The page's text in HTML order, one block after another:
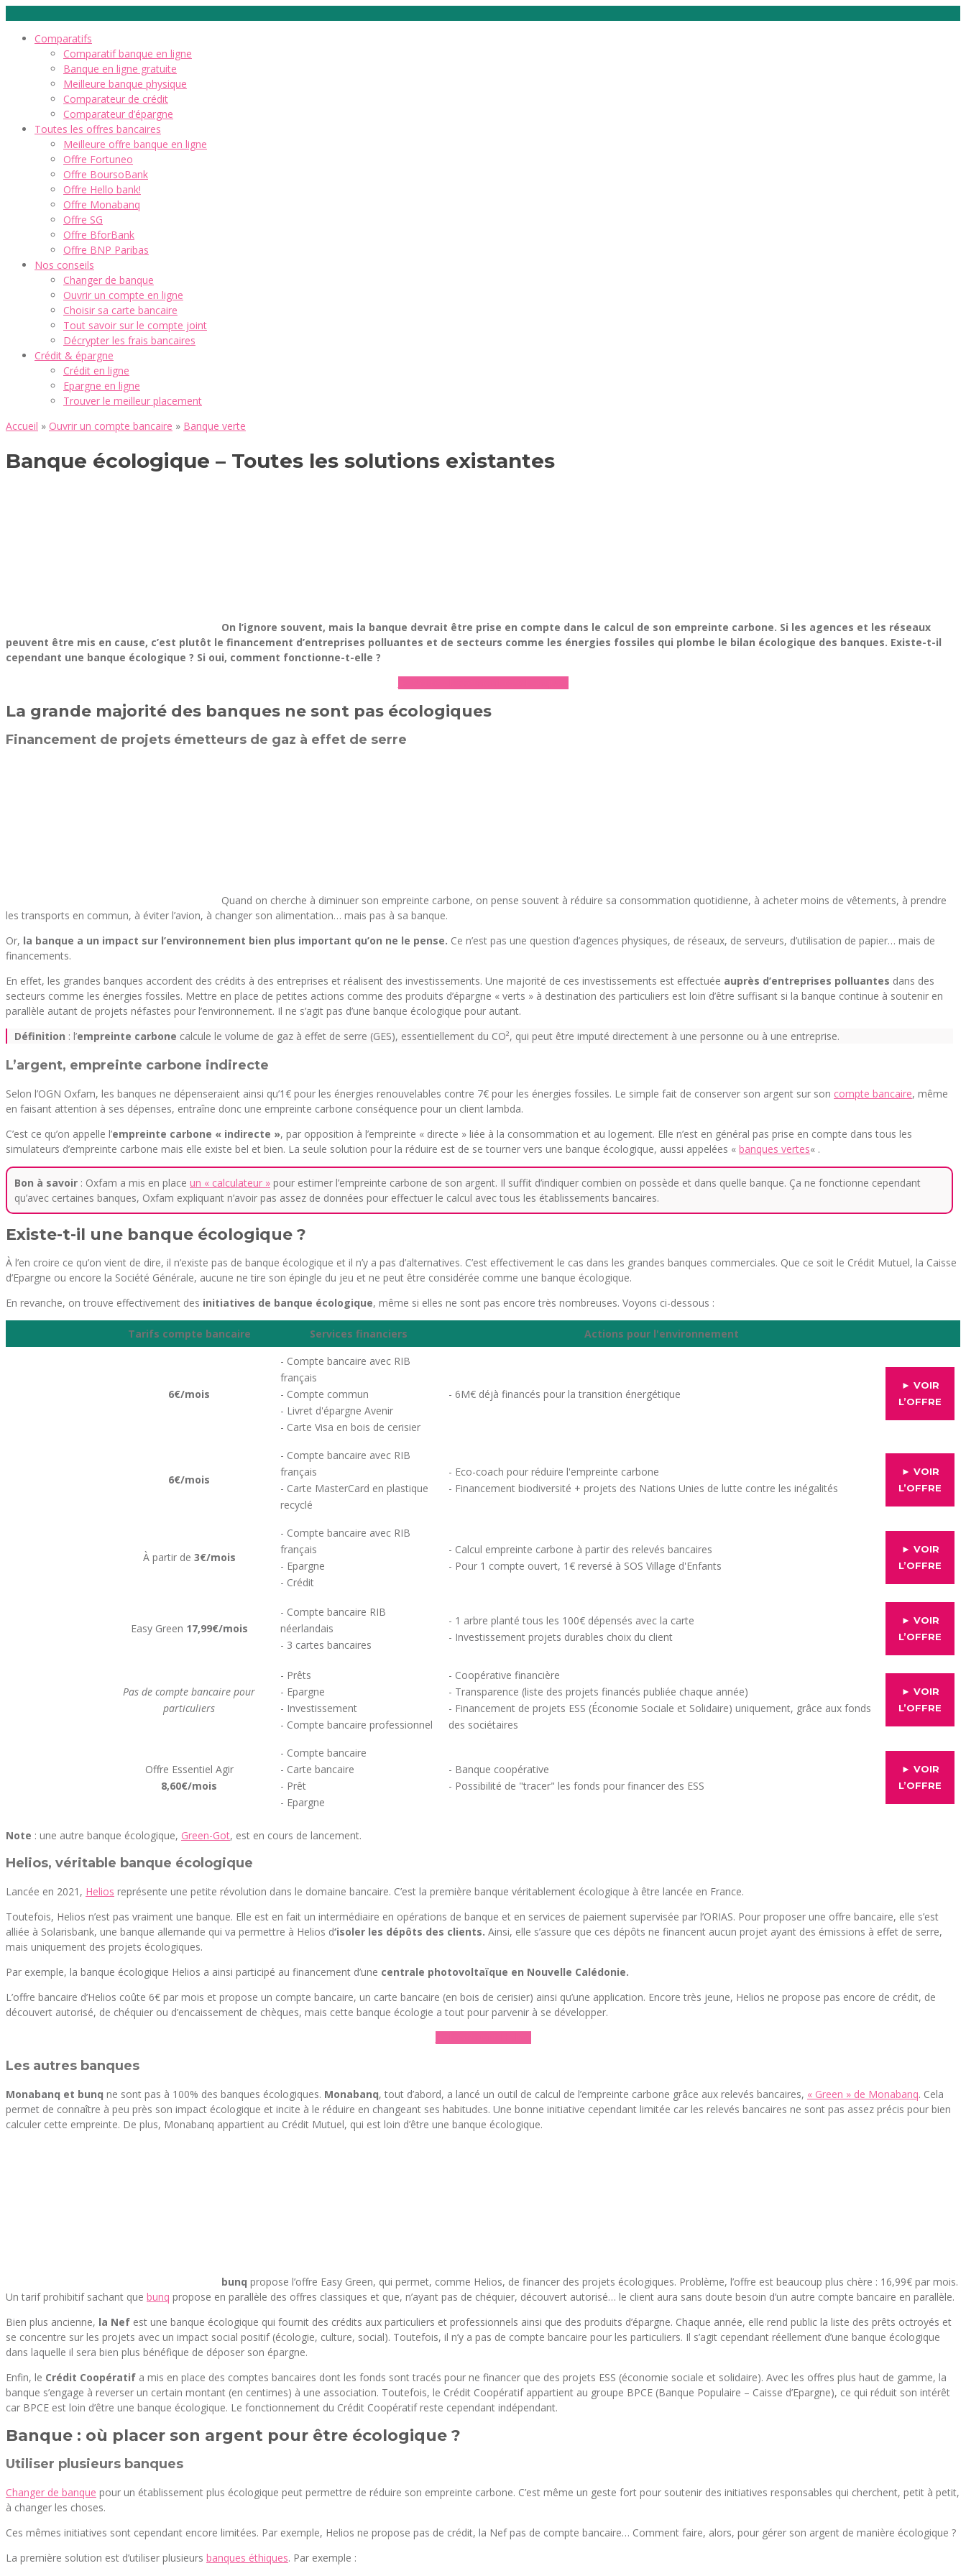
Comparatifs
Comparatif banque en ligne
Banque en ligne gratuite
Meilleure banque physique
Comparateur de crédit
Comparateur d’épargne
Toutes les offres bancaires
Meilleure offre banque en ligne
Offre Fortuneo
Offre BoursoBank
Offre Hello bank!
Offre Monabanq
Offre SG
Offre BforBank
Offre BNP Paribas
Nos conseils
Changer de banque
Ouvrir un compte en ligne
Choisir sa carte bancaire
Tout savoir sur le compte joint
Décrypter les frais bancaires
Crédit & épargne
Crédit en ligne
Epargne en ligne
Trouver le meilleur placement
Accueil » Ouvrir un compte bancaire » Banque verte
Banque écologique – Toutes les solutions existantes
On l’ignore souvent, mais la banque devrait être prise en compte dans le calcul de son empreinte carbone. Si les agences et les réseaux
peuvent être mis en cause, c’est plutôt le financement d’entreprises polluantes et de secteurs comme les énergies fossiles qui plombe le bilan écologique des banques. Existe-t-il
cependant une banque écologique ? Si oui, comment fonctionne-t-elle ?
La grande majorité des banques ne sont pas écologiques
Financement de projets émetteurs de gaz à effet de serre
Quand on cherche à diminuer son empreinte carbone, on pense souvent à réduire sa consommation quotidienne, à acheter moins de vêtements, à prendre
les transports en commun, à éviter l’avion, à changer son alimentation… mais pas à sa banque.
Or, la banque a un impact sur l’environnement bien plus important qu’on ne le pense. Ce n’est pas une question d’agences physiques, de réseaux, de serveurs, d’utilisation de papier… mais de
financements.
En effet, les grandes banques accordent des crédits à des entreprises et réalisent des investissements. Une majorité de ces investissements est effectuée auprès d’entreprises polluantes dans des
secteurs comme les énergies fossiles. Mettre en place de petites actions comme des produits d’épargne « verts » à destination des particuliers est loin d’être suffisant si la banque continue à soutenir en
parallèle autant de projets néfastes pour l’environnement. Il ne s’agit pas d’une banque écologique pour autant.
Définition : l’empreinte carbone calcule le volume de gaz à effet de serre (GES), essentiellement du CO², qui peut être imputé directement à une personne ou à une entreprise.
L’argent, empreinte carbone indirecte
Selon l’OGN Oxfam, les banques ne dépenseraient ainsi qu’1€ pour les énergies renouvelables contre 7€ pour les énergies fossiles. Le simple fait de conserver son argent sur son compte bancaire, même
en faisant attention à ses dépenses, entraîne donc une empreinte carbone conséquence pour un client lambda.
C’est ce qu’on appelle l’empreinte carbone « indirecte », par opposition à l’empreinte « directe » liée à la consommation et au logement. Elle n’est en général pas prise en compte dans tous les
simulateurs d’empreinte carbone mais elle existe bel et bien. La seule solution pour la réduire est de se tourner vers une banque écologique, aussi appelées « banques vertes« .
Bon à savoir : Oxfam a mis en place un « calculateur » pour estimer l’empreinte carbone de son argent. Il suffit d’indiquer combien on possède et dans quelle banque. Ça ne fonctionne cependant
qu’avec certaines banques, Oxfam expliquant n’avoir pas assez de données pour effectuer le calcul avec tous les établissements bancaires.
Existe-t-il une banque écologique ?
À l’en croire ce qu’on vient de dire, il n’existe pas de banque écologique et il n’y a pas d’alternatives. C’est effectivement le cas dans les grandes banques commerciales. Que ce soit le Crédit Mutuel, la Caisse
d’Epargne ou encore la Société Générale, aucune ne tire son épingle du jeu et ne peut être considérée comme une banque écologique.
En revanche, on trouve effectivement des initiatives de banque écologique, même si elles ne sont pas encore très nombreuses. Voyons ci-dessous :
Tarifs compte bancaire Services financiers Actions pour l'environnement
6€/mois
- Compte bancaire avec RIB
français
- Compte commun
- Livret d'épargne Avenir
- Carte Visa en bois de cerisier
- 6M€ déjà financés pour la transition énergétique
► VOIR
L’OFFRE
6€/mois
- Compte bancaire avec RIB
français
- Carte MasterCard en plastique
recyclé
- Eco-coach pour réduire l'empreinte carbone
- Financement biodiversité + projets des Nations Unies de lutte contre les inégalités
► VOIR
L’OFFRE
À partir de 3€/mois
- Compte bancaire avec RIB
français
- Epargne
- Crédit
- Calcul empreinte carbone à partir des relevés bancaires
- Pour 1 compte ouvert, 1€ reversé à SOS Village d'Enfants
► VOIR
L’OFFRE
Easy Green 17,99€/mois
- Compte bancaire RIB
néerlandais
- 3 cartes bancaires
- 1 arbre planté tous les 100€ dépensés avec la carte
- Investissement projets durables choix du client
► VOIR
L’OFFRE
Pas de compte bancaire pour
particuliers
- Prêts
- Epargne
- Investissement
- Compte bancaire professionnel
- Coopérative financière
- Transparence (liste des projets financés publiée chaque année)
- Financement de projets ESS (Économie Sociale et Solidaire) uniquement, grâce aux fonds
des sociétaires
► VOIR
L’OFFRE
Offre Essentiel Agir
8,60€/mois
- Compte bancaire
- Carte bancaire
- Prêt
- Epargne
- Banque coopérative
- Possibilité de "tracer" les fonds pour financer des ESS
► VOIR
L’OFFRE
Note : une autre banque écologique, Green-Got, est en cours de lancement.
Helios, véritable banque écologique
Lancée en 2021, Helios représente une petite révolution dans le domaine bancaire. C’est la première banque véritablement écologique à être lancée en France.
Toutefois, Helios n’est pas vraiment une banque. Elle est en fait un intermédiaire en opérations de banque et en services de paiement supervisée par l’ORIAS. Pour proposer une offre bancaire, elle s’est
alliée à Solarisbank, une banque allemande qui va permettre à Helios d‘isoler les dépôts des clients. Ainsi, elle s’assure que ces dépôts ne financent aucun projet ayant des émissions à effet de serre,
mais uniquement des projets écologiques.
Par exemple, la banque écologique Helios a ainsi participé au financement d’une centrale photovoltaïque en Nouvelle Calédonie.
L’offre bancaire d’Helios coûte 6€ par mois et propose un compte bancaire, un carte bancaire (en bois de cerisier) ainsi qu’une application. Encore très jeune, Helios ne propose pas encore de crédit, de
découvert autorisé, de chéquier ou d’encaissement de chèques, mais cette banque écologie a tout pour parvenir à se développer.
Les autres banques
Monabanq et bunq ne sont pas à 100% des banques écologiques. Monabanq, tout d’abord, a lancé un outil de calcul de l’empreinte carbone grâce aux relevés bancaires, « Green » de Monabanq. Cela
permet de connaître à peu près son impact écologique et incite à le réduire en changeant ses habitudes. Une bonne initiative cependant limitée car les relevés bancaires ne sont pas assez précis pour bien
calculer cette empreinte. De plus, Monabanq appartient au Crédit Mutuel, qui est loin d’être une banque écologique.
bunq propose l’offre Easy Green, qui permet, comme Helios, de financer des projets écologiques. Problème, l’offre est beaucoup plus chère : 16,99€ par mois.
Un tarif prohibitif sachant que bunq propose en parallèle des offres classiques et que, n’ayant pas de chéquier, découvert autorisé… le client aura sans doute besoin d’un autre compte bancaire en parallèle.
Bien plus ancienne, la Nef est une banque écologique qui fournit des crédits aux particuliers et professionnels ainsi que des produits d’épargne. Chaque année, elle rend public la liste des prêts octroyés et
se concentre sur les projets avec un impact social positif (écologie, culture, social). Toutefois, il n’y a pas de compte bancaire pour les particuliers. Il s’agit cependant réellement d’une banque écologique
dans laquelle il sera bien plus bénéfique de déposer son épargne.
Enfin, le Crédit Coopératif a mis en place des comptes bancaires dont les fonds sont tracés pour ne financer que des projets ESS (économie sociale et solidaire). Avec les offres plus haut de gamme, la
banque s’engage à reverser un certain montant (en centimes) à une association. Toutefois, le Crédit Coopératif appartient au groupe BPCE (Banque Populaire – Caisse d’Epargne), ce qui réduit son intérêt
car BPCE est loin d’être une banque écologique. Le fonctionnement du Crédit Coopératif reste cependant indépendant.
Banque : où placer son argent pour être écologique ?
Utiliser plusieurs banques
Changer de banque pour un établissement plus écologique peut permettre de réduire son empreinte carbone. C’est même un geste fort pour soutenir des initiatives responsables qui cherchent, petit à petit,
à changer les choses.
Ces mêmes initiatives sont cependant encore limitées. Par exemple, Helios ne propose pas de crédit, la Nef pas de compte bancaire… Comment faire, alors, pour gérer son argent de manière écologique ?
La première solution est d’utiliser plusieurs banques éthiques. Par exemple :